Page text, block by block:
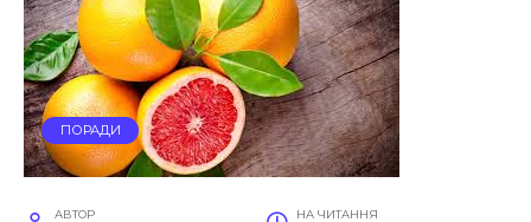
ПОРАДИ
АВТОР НА ЧИТАННЯ